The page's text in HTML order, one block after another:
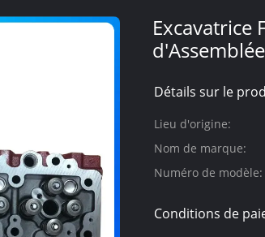
Excavatrice
Détails sur le
Lieu d'origine:
Nom de marque:
Numéro de modèle:
Conditions de